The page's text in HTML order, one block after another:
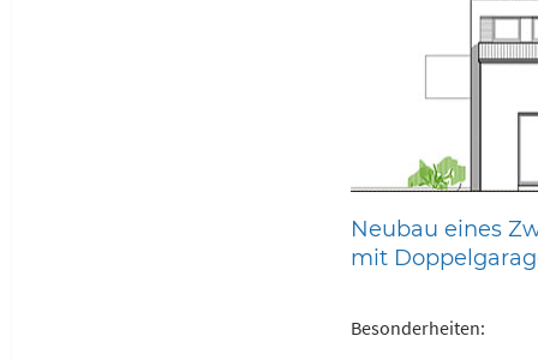
Neubau eines
mit
Besonderheiten: